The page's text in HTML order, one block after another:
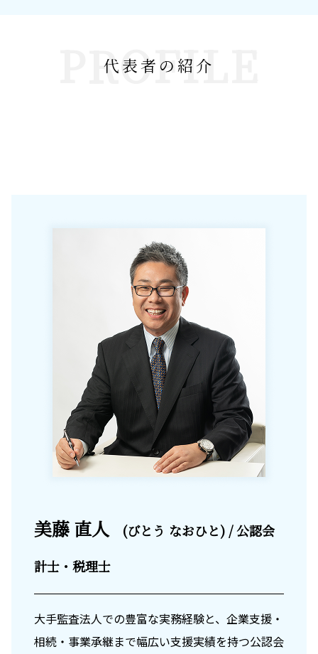
PROFILE
代表者の紹介
美藤 直人
(びとう なおひと) / 公認会
計士・税理士
大手監査法人での豊富な実務経験と、企業支援・
相続・事業承継まで幅広い支援実績を持つ公認会